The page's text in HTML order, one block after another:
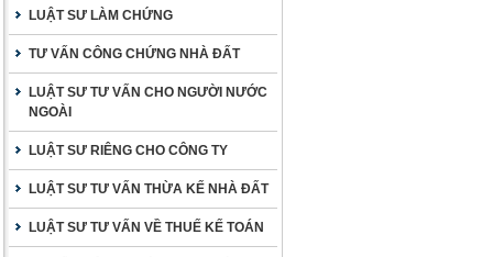
LUẬT SƯ LÀM CHỨNG
TƯ VẤN CÔNG CHỨNG NHÀ ĐẤT
LUẬT SƯ TƯ VẤN CHO NGƯỜI NƯỚC
NGOÀI
LUẬT SƯ RIÊNG CHO CÔNG TY
LUẬT SƯ TƯ VẤN THỪA KẾ NHÀ ĐẤT
LUẬT SƯ TƯ VẤN VỀ THUẾ KẾ TOÁN